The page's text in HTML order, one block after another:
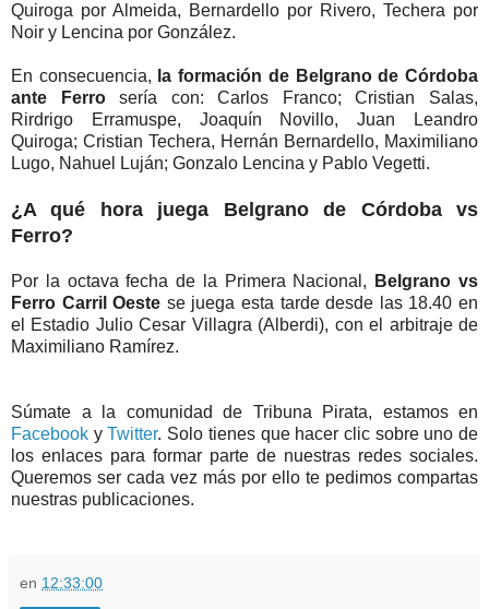
Quiroga por Almeida, Bernardello por Rivero, Techera por
Noir y Lencina por González.
En consecuencia, la formación de Belgrano de Córdoba
ante Ferrosería con: Carlos Franco; Cristian Salas,
Rirdrigo Erramuspe, Joaquín Novillo, Juan Leandro
Quiroga; Cristian Techera, Hernán Bernardello, Maximiliano
Lugo, Nahuel Luján; Gonzalo Lencina y Pablo Vegetti.
¿A qué hora juega Belgrano de Córdoba vs
Ferro?
Por la octava fecha de la Primera Nacional,
Belgrano vs
Ferro Carril Oeste se juega esta tarde desde las 18.40 en
el Estadio Julio Cesar Villagra (Alberdi), con el arbitraje de
Maximiliano Ramírez.
Súmate a la comunidad de Tribuna Pirata, estamos en
Facebook yTwitter. Solo tienes que hacer clic sobre uno de
los enlaces para formar parte de nuestras redes sociales.
Queremos ser cada vez más por ello te pedimos compartas
nuestras publicaciones.
en 12:33:00